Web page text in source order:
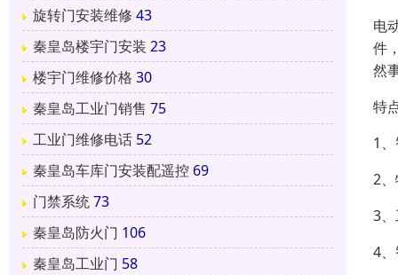
旋转门安装维修 43
秦皇岛楼宇门安装 23
楼宇门维修价格 30
秦皇岛工业门销售 75
工业门维修电话 52
秦皇岛车库门安装配遥控 69
门禁系统73
秦皇岛防火门 106
秦皇岛工业门 58
电
件
然
特
1
2
3
4